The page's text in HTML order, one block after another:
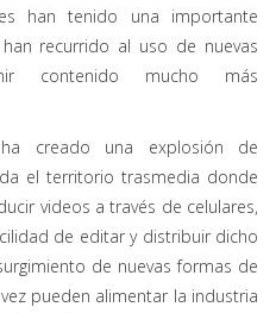
han tenido una importante
recurrido al uso de nuevas
contenido mucho más
ha creado una explosión de
el territorio trasmedia donde
videos a través de celulares,
de editar y distribuir dicho
de nuevas formas de
pueden alimentar la industria